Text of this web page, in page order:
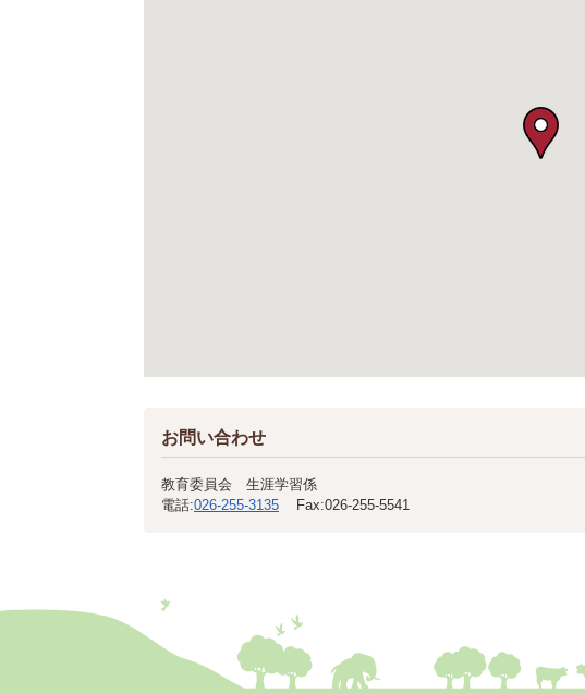
お問い合わせ
教育委員会 生涯学習係
電話:026-255-3135 Fax:026-255-5541